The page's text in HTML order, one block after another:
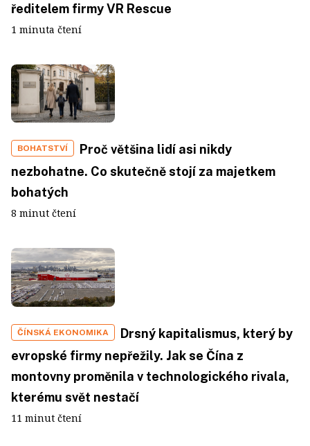
ředitelem firmy VR Rescue
1 minuta čtení
BOHATSTVÍ
Proč většina lidí asi nikdy
nezbohatne. Co skutečně stojí za majetkem
bohatých
8 minut čtení
ČÍNSKÁ EKONOMIKA
Drsný kapitalismus, který by
evropské firmy nepřežily. Jak se Čína z
montovny proměnila v technologického rivala,
kterému svět nestačí
11 minut čtení